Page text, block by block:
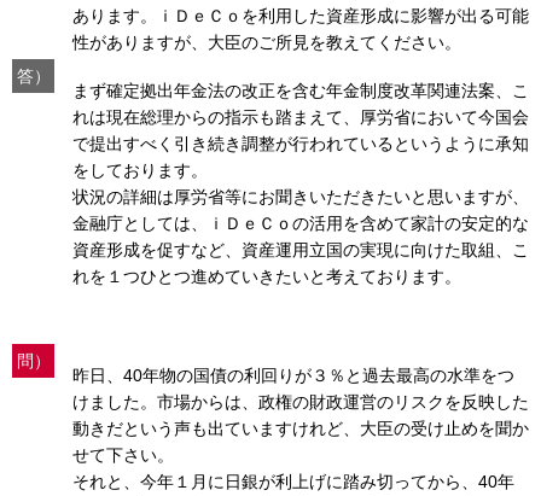
あります。ｉＤｅＣｏを利用した資産形成に影響が出る可能
性がありますが、大臣のご所見を教えてください。
答）
まず確定拠出年金法の改正を含む年金制度改革関連法案、こ
れは現在総理からの指示も踏まえて、厚労省において今国会
で提出すべく引き続き調整が行われているというように承知
をしております。
状況の詳細は厚労省等にお聞きいただきたいと思いますが、
金融庁としては、ｉＤｅＣｏの活用を含めて家計の安定的な
資産形成を促すなど、資産運用立国の実現に向けた取組、こ
れを１つひとつ進めていきたいと考えております。
問）
昨日、40年物の国債の利回りが３％と過去最高の水準をつ
けました。市場からは、政権の財政運営のリスクを反映した
動きだという声も出ていますけれど、大臣の受け止めを聞か
せて下さい。
それと、今年１月に日銀が利上げに踏み切ってから、40年